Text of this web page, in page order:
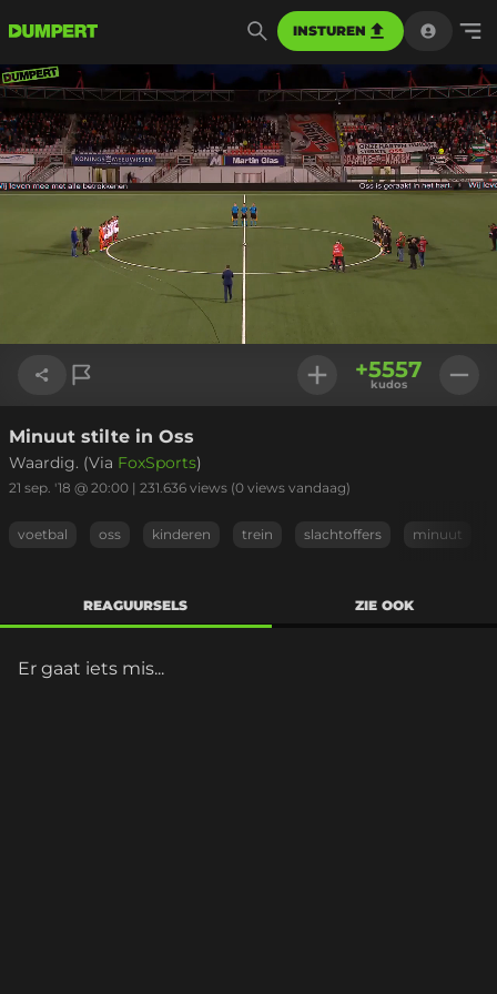
INSTUREN
Link kopiëren
+5557
kudos
Minuut stilte in Oss
Waardig. (Via FoxSports)
21 sep. '18 @ 20:00 | 231.636 views (0 views vandaag)
voetbal oss kinderen trein slachtoffers minuut
REAGUURSELS ZIE OOK
Er gaat iets mis...